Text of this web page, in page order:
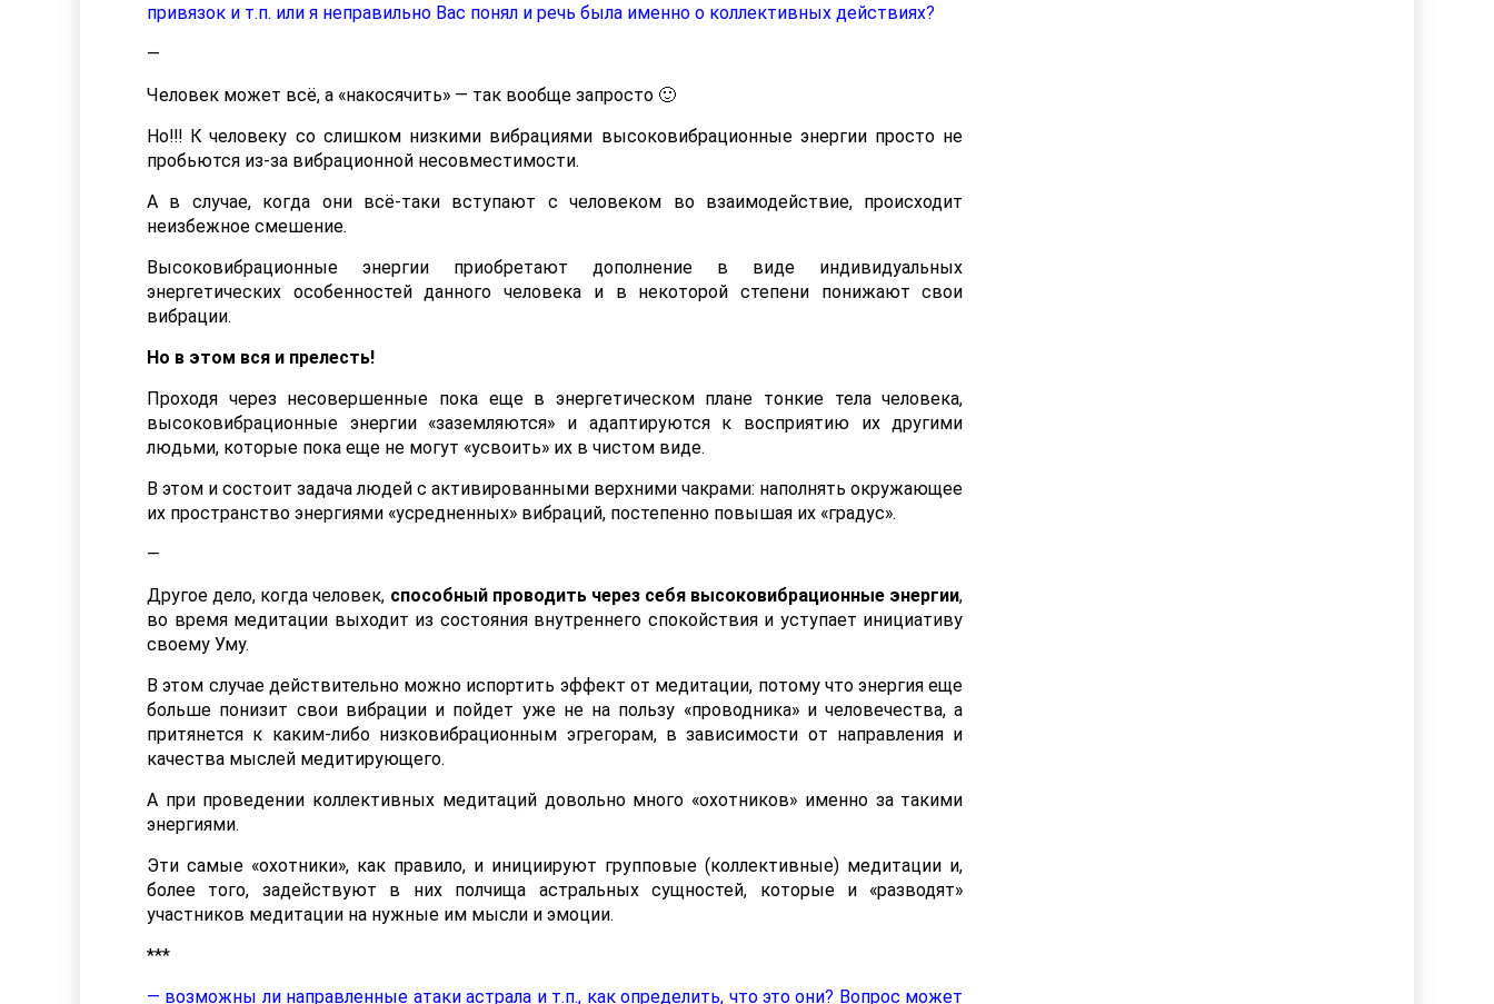
привязок и т.п. или я неправильно Вас понял и речь была именно о коллективных действиях?
—
Человек может всё, а «накосячить» — так вообще запросто 🙂
Но!!! К человеку со слишком низкими вибрациями высоковибрационные энергии просто не
пробьются из-за вибрационной несовместимости.
А в случае, когда они всё-таки вступают с человеком во взаимодействие, происходит
неизбежное смешение.
Высоковибрационные энергии приобретают дополнение в виде индивидуальных
энергетических особенностей данного человека и в некоторой степени понижают свои
вибрации.
Но в этом вся и прелесть!
Проходя через несовершенные пока еще в энергетическом плане тонкие тела человека,
высоковибрационные энергии «заземляются» и адаптируются к восприятию их другими
людьми, которые пока еще не могут «усвоить» их в чистом виде.
В этом и состоит задача людей с активированными верхними чакрами: наполнять окружающее
их пространство энергиями «усредненных» вибраций, постепенно повышая их «градус».
—
Другое дело, когда человек, способный проводить через себя высоковибрационные энергии,
во время медитации выходит из состояния внутреннего спокойствия и уступает инициативу
своему Уму.
В этом случае действительно можно испортить эффект от медитации, потому что энергия еще
больше понизит свои вибрации и пойдет уже не на пользу «проводника» и человечества, а
притянется к каким-либо низковибрационным эгрегорам, в зависимости от направления и
качества мыслей медитирующего.
А при проведении коллективных медитаций довольно много «охотников» именно за такими
энергиями.
Эти самые «охотники», как правило, и инициируют групповые (коллективные) медитации и,
более того, задействуют в них полчища астральных сущностей, которые и «разводят»
участников медитации на нужные им мысли и эмоции.
***
— возможны ли направленные атаки астрала и т.п., как определить, что это они? Вопрос может